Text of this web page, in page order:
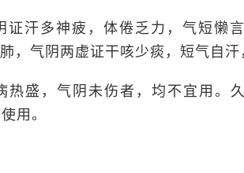
证汗多神疲，体倦乏力，气短懒
，气阴两虚证干咳少痰，短气自汗
热盛，气阴未伤者，均不宜用。
用。